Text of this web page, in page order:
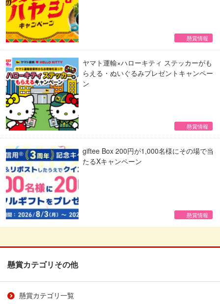
懸賞情報
ヤマト運輸×ハローキティ ステッカーがも
らえる・ぬいぐるみプレゼントキャンペー
ン
懸賞情報
giftee Box 200円が1,000名様にその場で当
たるXキャンペーン
懸賞情報
懸賞カテゴリその他
懸賞カテゴリ一覧